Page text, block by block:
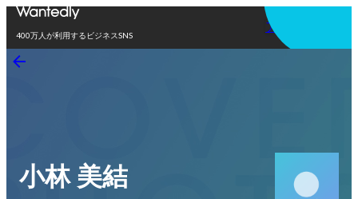
400万人が利用するビジネスSNS
アプリを使う
小林 美結